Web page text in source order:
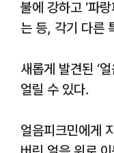
불에 강하고 ‘파
는 등, 각기 다른
새롭게 발견된 ‘
얼릴 수 있다.
얼음피크민에게